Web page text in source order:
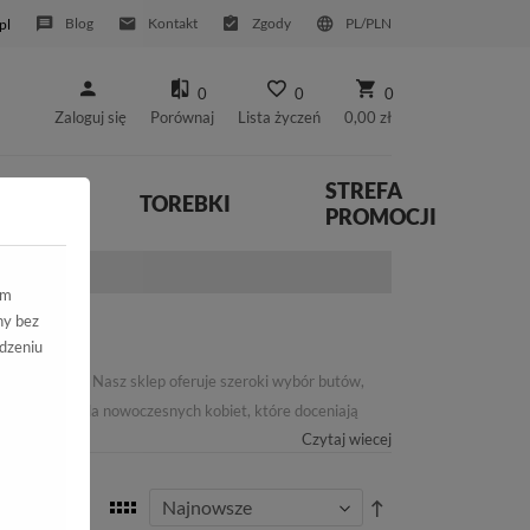
Blog Kontakt Zgody PL/PLN
Zaloguj się
0
Porównaj
0
Lista życzeń
0
0,00 zł
TOREBKI
STREFA
PROMOCJI
Nasz sklep oferuje szeroki wybór butów,
dla nowoczesnych kobiet, które doceniają
spełni Twoje najwyższe oczekiwania. WCzytaj wiecej
bez